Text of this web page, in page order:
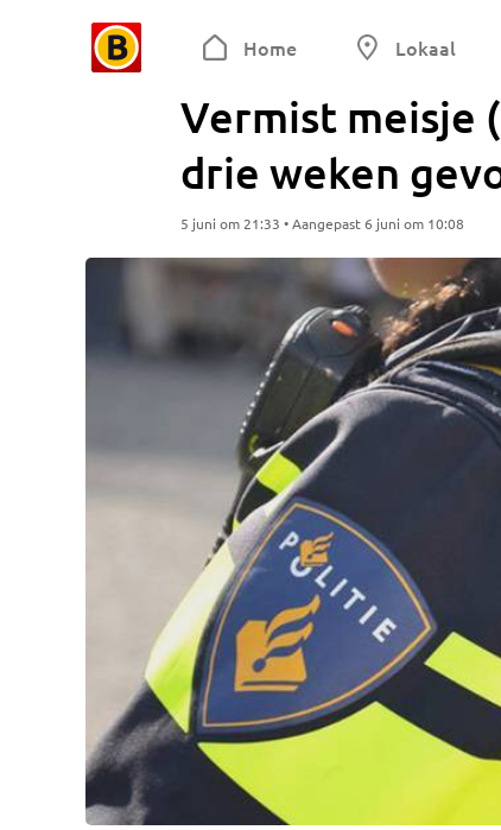
Home Lokaal
Vermist meisje
drie weken
5 juni om 21:33 • Aangepast 6 juni om 10:08